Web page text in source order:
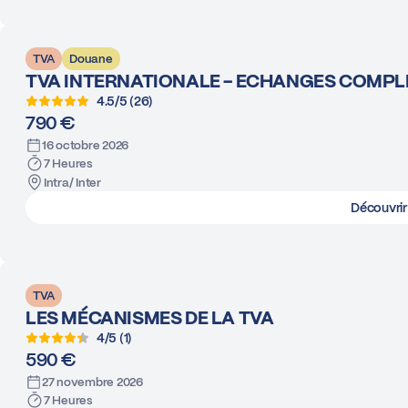
TVA Douane
TVA INTERNATIONALE - ECHANGES
4.5/5 (26)
790 €
16 octobre 2026
7 Heures
Intra/ Inter
Découvrir
TVA
LES MÉCANISMES DE LA TVA
4/5 (1)
590 €
27 novembre 2026
7 Heures